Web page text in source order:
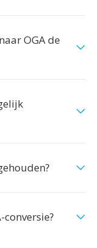
OGA de